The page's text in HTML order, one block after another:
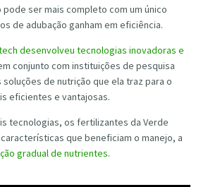
pode ser mais completo com um único
de adubação ganham em eficiência.
desenvolveu tecnologias inovadoras e
conjunto com instituições de pesquisa
de nutrição que ela traz para o
eficientes e vantajosas.
tecnologias, os fertilizantes da Verde
que beneficiam o manejo, a
gradual de nutrientes.